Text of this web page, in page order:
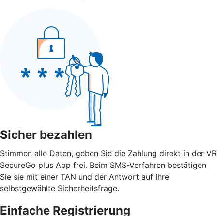
Sicher bezahlen
Stimmen alle Daten, geben Sie die Zahlung direkt in der VR
SecureGo plus App frei. Beim SMS-Verfahren bestätigen
Sie sie mit einer TAN und der Antwort auf Ihre
selbstgewählte Sicherheitsfrage.
Einfache Registrierung